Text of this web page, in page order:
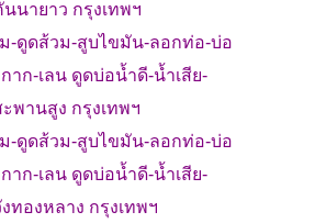
นนายาว กรุงเทพฯ
-ดูดส้วม-สูบไขมัน-ลอกท่อ-บ่อ
าก-เลน ดูดบ่อน้ำดี-น้ำเสีย-
ะพานสูง กรุงเทพฯ
-ดูดส้วม-สูบไขมัน-ลอกท่อ-บ่อ
าก-เลน ดูดบ่อน้ำดี-น้ำเสีย-
งทองหลาง กรุงเทพฯ